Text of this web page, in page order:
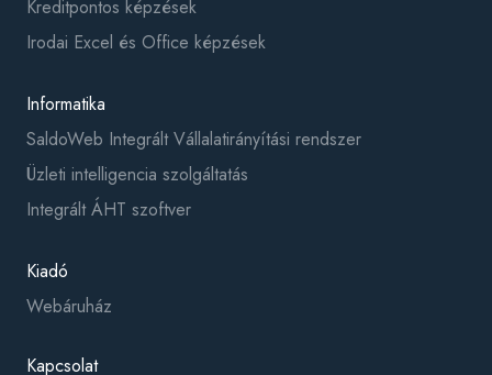
Kreditpontos képzések
Irodai Excel és Office képzések
Informatika
SaldoWeb Integrált Vállalatirányítási rendszer
Üzleti intelligencia szolgáltatás
Integrált ÁHT szoftver
Kiadó
Webáruház
Kapcsolat